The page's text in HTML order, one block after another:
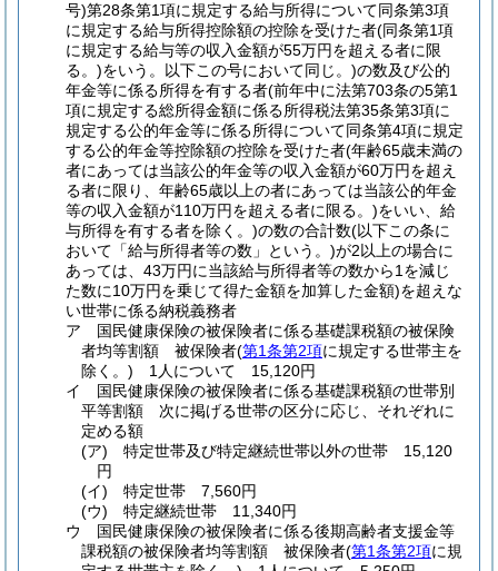
号)第28条第1項に規定する給与所得について同条第3項
に規定する給与所得控除額の控除を受けた者(同条第1項
に規定する給与等の収入金額が55万円を超える者に限
る。)をいう。以下この号において同じ。)の数及び公的
年金等に係る所得を有する者(前年中に法第703条の5第1
項に規定する総所得金額に係る所得税法第35条第3項に
規定する公的年金等に係る所得について同条第4項に規定
する公的年金等控除額の控除を受けた者(年齢65歳未満の
者にあっては当該公的年金等の収入金額が60万円を超え
る者に限り、年齢65歳以上の者にあっては当該公的年金
等の収入金額が110万円を超える者に限る。)をいい、給
与所得を有する者を除く。)の数の合計数(以下この条に
おいて「給与所得者等の数」という。)が2以上の場合に
あっては、43万円に当該給与所得者等の数から1を減じ
た数に10万円を乗じて得た金額を加算した金額)を超えな
い世帯に係る納税義務者
ア
国民健康保険の被保険者に係る基礎課税額の被保険
者均等割額 被保険者(第1条第2項に規定する世帯主を
除く。) 1人について 15,120円
イ
国民健康保険の被保険者に係る基礎課税額の世帯別
平等割額 次に掲げる世帯の区分に応じ、それぞれに
定める額
(ア)
特定世帯及び特定継続世帯以外の世帯 15,120
円
(イ)
特定世帯 7,560円
(ウ)
特定継続世帯 11,340円
ウ
国民健康保険の被保険者に係る後期高齢者支援金等
課税額の被保険者均等割額 被保険者(第1条第2項に規